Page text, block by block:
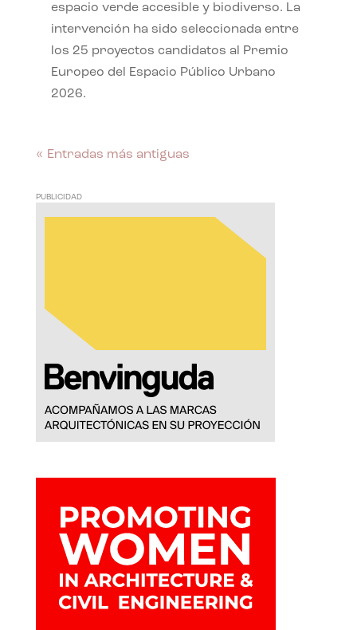
espacio verde accesible y biodiverso. La
intervención ha sido seleccionada entre
los 25 proyectos candidatos al Premio
Europeo del Espacio Público Urbano
2026.
« Entradas más antiguas
PUBLICIDAD